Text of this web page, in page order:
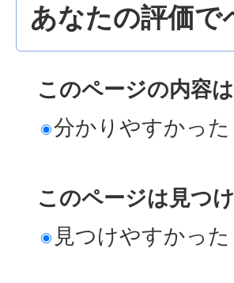
あなたの評価
このページの内容
分かりやすかった
このページは見つ
見つけやすかった